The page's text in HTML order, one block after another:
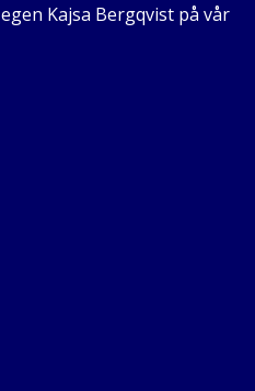
Kajsa Bergqvist på vår